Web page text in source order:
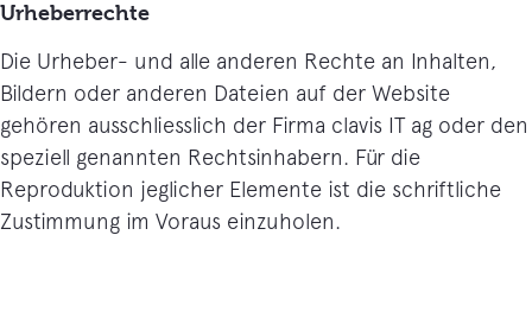
Urheberrechte
Die Urheber- und alle anderen Rechte an Inhalten,
Bildern oder anderen Dateien auf der Website
gehören ausschliesslich der Firma clavis IT ag oder den
speziell genannten Rechtsinhabern. Für die
Reproduktion jeglicher Elemente ist die schriftliche
Zustimmung im Voraus einzuholen.